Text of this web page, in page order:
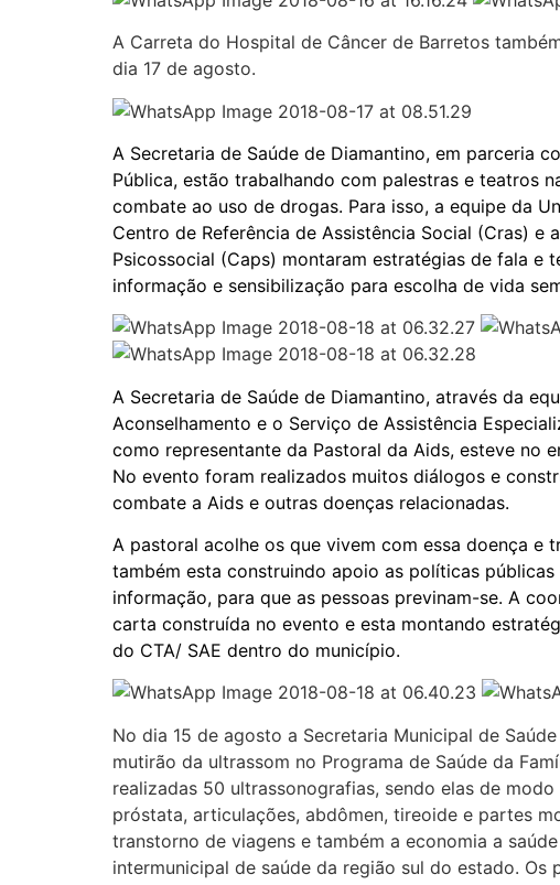
A Carreta do Hospital de Câncer de Barretos
dia 17 de agosto.
A Secretaria de Saúde de Diamantino, em parceria
Pública, estão trabalhando com palestras e teatros
combate ao uso de drogas. Para isso, a equipe da
Centro de Referência de Assistência Social (Cras) e
Psicossocial (Caps) montaram estratégias de fala e
informação e sensibilização para escolha de vida
A Secretaria de Saúde de Diamantino, através da
Aconselhamento e o Serviço de Assistência
como representante da Pastoral da Aids, esteve no
No evento foram realizados muitos diálogos e
combate a Aids e outras doenças relacionadas.
A pastoral acolhe os que vivem com essa doença e
também esta construindo apoio as políticas
informação, para que as pessoas previnam-se. A
carta construída no evento e esta montando
do CTA/ SAE dentro do município.
No dia 15 de agosto a Secretaria Municipal de
mutirão da ultrassom no Programa de Saúde da
realizadas 50 ultrassonografias, sendo elas de
próstata, articulações, abdômen, tireoide e partes
transtorno de viagens e também a economia a
intermunicipal de saúde da região sul do estado.